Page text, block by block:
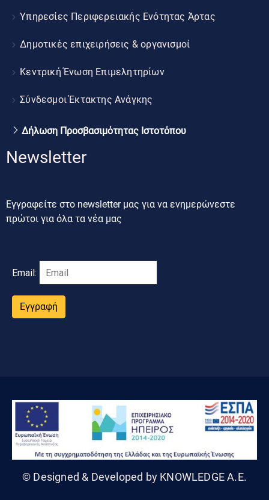
Υπηρεσίες Περιφερειακής Ενότητας Άρτας
Δημοτικές επιχειρήσεις & οργανισμοί
Κεντρική Ένωση Επιμελητηρίων
Σύνδεσμοι Έκτακτης Ανάγκης
Δήλωση Προσβασιμότητας Ιστοτόπου
Newsletter
Εγγραφείτε στο newsletter μας για να ενημερώνεστε
πρώτοι για όλα τα νέα μας
Email:
Εγγραφή
© Designed & Developed by KNOWLEDGE A.E.